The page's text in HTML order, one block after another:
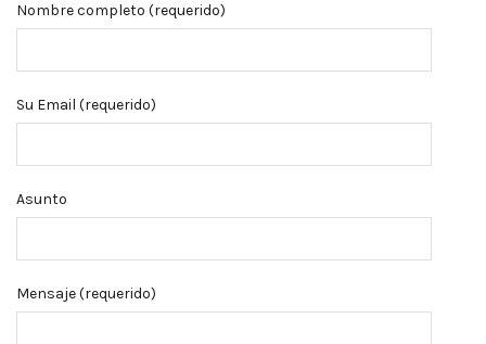
Nombre completo (requerido)
Su Email (requerido)
Asunto
Mensaje (requerido)